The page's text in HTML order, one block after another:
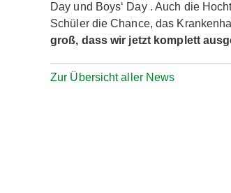
Day und Boys‘ Day . Auch die
Schüler die Chance, das
groß, dass wir jetzt komplett
Zur Übersicht aller News